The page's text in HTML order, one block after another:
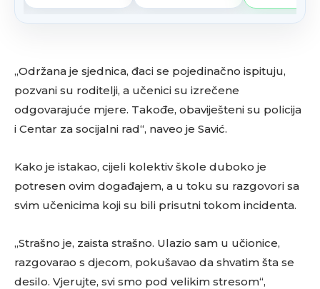
„Održana je sjednica, đaci se pojedinačno ispituju,
pozvani su roditelji, a učenici su izrečene
odgovarajuće mjere. Takođe, obaviješteni su policija
i Centar za socijalni rad“, naveo je Savić.
Kako je istakao, cijeli kolektiv škole duboko je
potresen ovim događajem, a u toku su razgovori sa
svim učenicima koji su bili prisutni tokom incidenta.
„Strašno je, zaista strašno. Ulazio sam u učionice,
razgovarao s djecom, pokušavao da shvatim šta se
desilo. Vjerujte, svi smo pod velikim stresom“,